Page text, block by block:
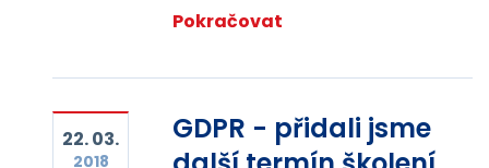
Pokračovat
22. 03.
2018
GDPR - přidali jsme